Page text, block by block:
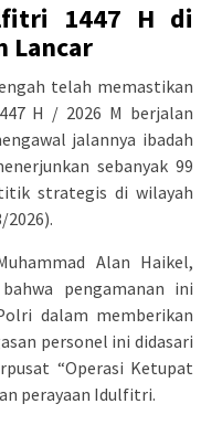
1447 H di
Lancar
telah memastikan
H / 2026 M berjalan
jalannya ibadah
sebanyak 99
strategis di wilayah
2026).
Alan Haikel,
bahwa pengamanan ini
dalam memberikan
personel ini didasari
“Operasi Ketupat
perayaan Idulfitri.